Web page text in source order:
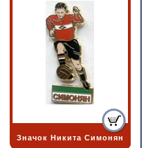
Значок Никита Симонян